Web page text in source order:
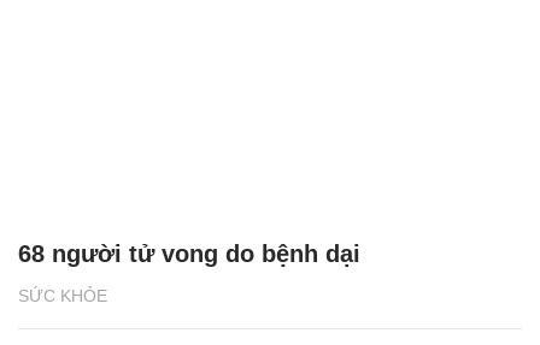
SỨC KHỎE
68 người tử vong do bệnh dại